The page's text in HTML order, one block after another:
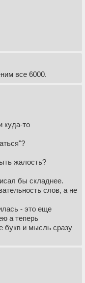
все 6000.
куда-то
жалость?
бы складнее.
слов, а не
- это еще
а теперь
букв и мысль сразу